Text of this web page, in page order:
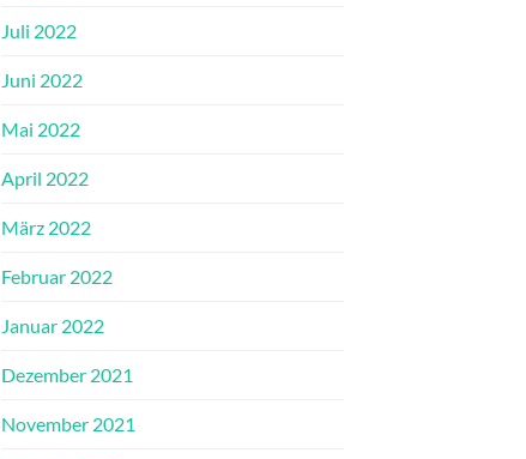
Juli 2022
Juni 2022
Mai 2022
April 2022
März 2022
Februar 2022
Januar 2022
Dezember 2021
November 2021